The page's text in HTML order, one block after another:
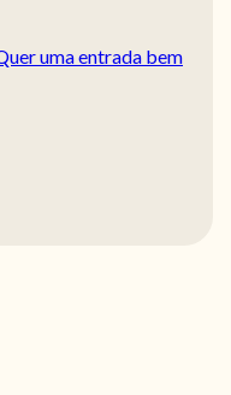
uma entrada bem